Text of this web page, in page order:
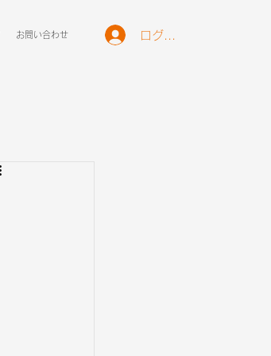
お問い合わせ ログイン